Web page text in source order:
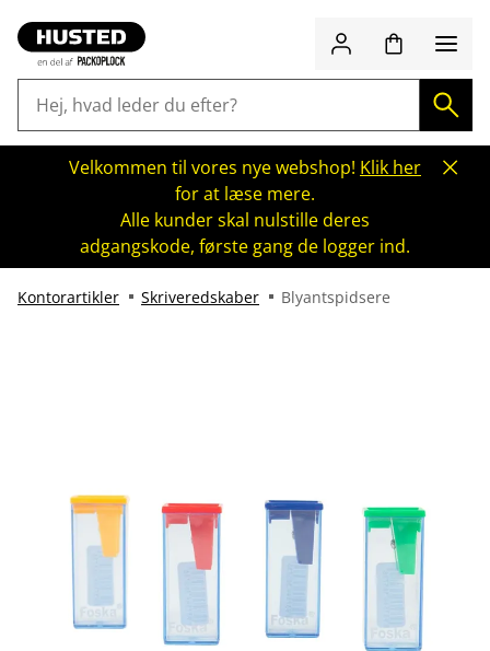
Velkommen til vores nye webshop! Klik her
for at læse mere.
Alle kunder skal nulstille deres
adgangskode, første gang de logger ind.
Kontorartikler Skriveredskaber Blyantspidsere